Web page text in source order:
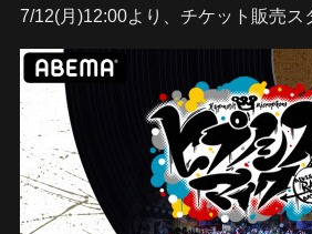
7/12(月)12:00より、チケット販売ス